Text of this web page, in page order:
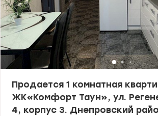
Звоните (или пишите Viber/Telegram) для
записи на просмотр. Цена 56 000 у.е. Марина,
valion.ua/1148663
Продается 1 комнатная
ЖК«Комфорт Таун», ул.
4, корпус 3. Днепровский